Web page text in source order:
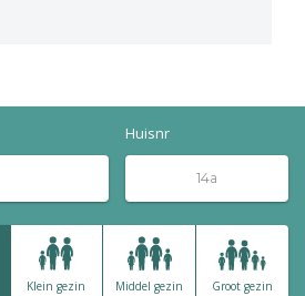
Huisnr
Klein gezin Middel gezin Groot gezin